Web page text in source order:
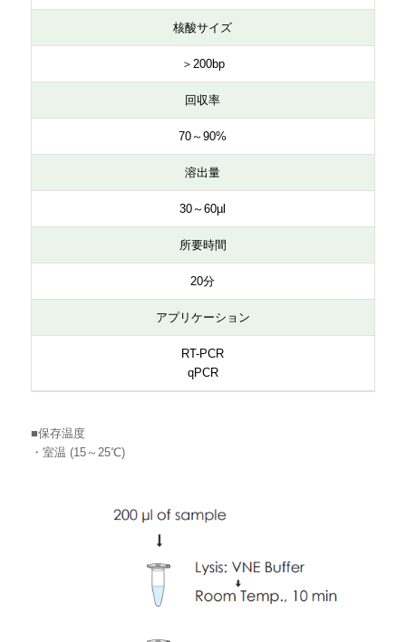
核酸サイズ
＞200bp
回収率
70～90%
溶出量
30～60µl
所要時間
20分
アプリケーション
RT-PCR
qPCR
■保存温度
・室温 (15～25℃)